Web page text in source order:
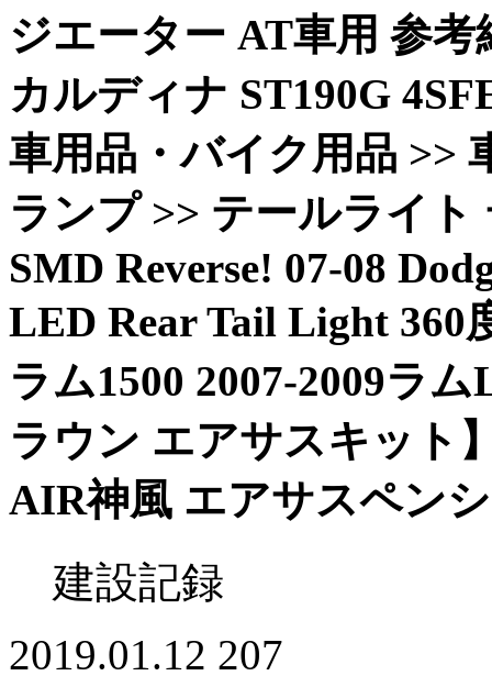
ジエーター AT車用 参考
カルディナ ST190G
車用品・バイク用品 >>
ランプ >> テールライト
SMD Reverse! 07-08
LED Rear Tail Light 360
ラム1500 2007-2009ラ
ラウン エアサスキット
AIR神風 エアサスペン
建設記録
2019.01.12 207